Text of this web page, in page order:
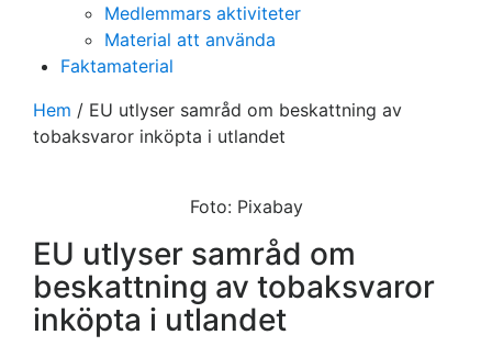
Medlemmars aktiviteter
Material att använda
Faktamaterial
Hem / EU utlyser samråd om beskattning av
tobaksvaror inköpta i utlandet
Foto: Pixabay
EU utlyser samråd om
beskattning av tobaksvaror
inköpta i utlandet